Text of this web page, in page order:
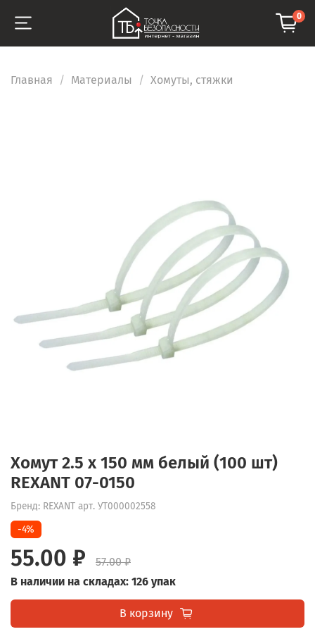
0
Главная Материалы Хомуты, стяжки
Хомут 2.5 х 150 мм белый (100 шт)
REXANT 07-0150
Бренд: REXANT арт. УТ000002558
-4%
55.00 ₽
57.00 ₽
В наличии на складах: 126 упак
В корзину